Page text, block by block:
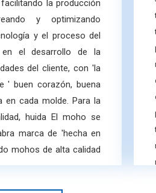
la producción
y optimizando
y el proceso del
en el desarrollo de la
del cliente, con 'la
' buen corazón, buena
en cada molde. Para la
huida El moho se
marca de 'hecha en
mohos de alta calidad